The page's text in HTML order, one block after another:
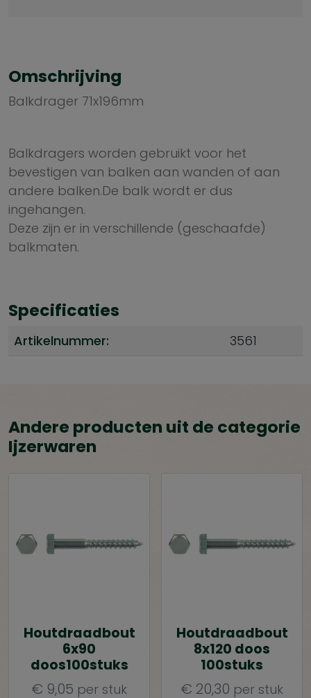
Omschrijving
Balkdrager 71x196mm
Balkdragers worden gebruikt voor het
bevestigen van balken aan wanden of aan
andere balken.De balk wordt er dus
ingehangen.
Deze zijn er in verschillende (geschaafde)
balkmaten.
Specificaties
Artikelnummer: 3561
Andere producten uit de categorie
Ijzerwaren
Houtdraadbout
6x90
doos100stuks
€ 9,05 per stuk
Houtdraadbout
8x120 doos
100stuks
€ 20,30 per stuk